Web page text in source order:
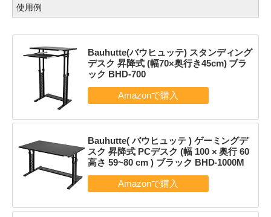
使用例
Bauhutte(バウヒュッテ) スタンディング
デスク 昇降式 (幅70×奥行き45cm) ブラ
ック BHD-700
Bauhutte( バウヒュッテ ) ゲーミングデ
スク 昇降式 PCデスク (幅 100 × 奥行 60
高さ 59~80 cm ) ブラック BHD-1000M